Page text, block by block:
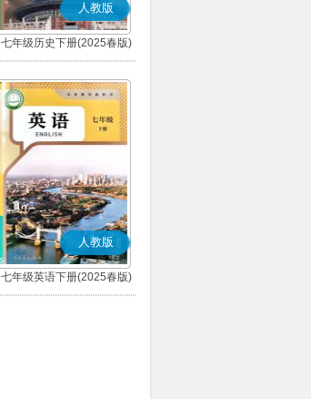
人教版
七年级历史下册(2025春版)
(部编版)
人教版
七年级英语下册(2025春版)